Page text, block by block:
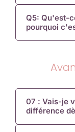
Q5: Qu'est-
pourquoi
07 : Vais-je
différence